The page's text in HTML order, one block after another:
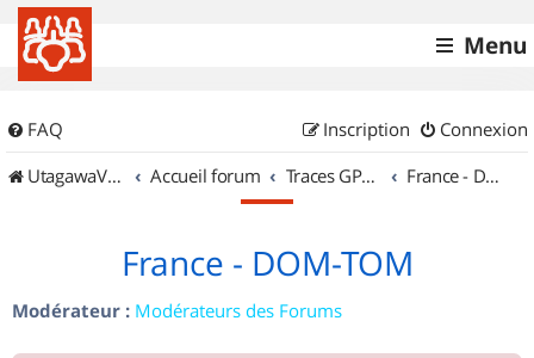
Menu
FAQ Connexion
Inscription
UtagawaVTT (Randos VTT et VTTAE avec traces GPS)
Accueil forum Traces GPS de randos VTT France - DOM-TOM
France - DOM-TOM
Modérateur : Modérateurs des Forums